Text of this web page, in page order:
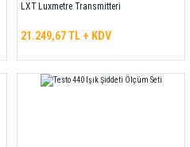
LXT Luxmetre Transmitteri
21.249,67 TL + KDV